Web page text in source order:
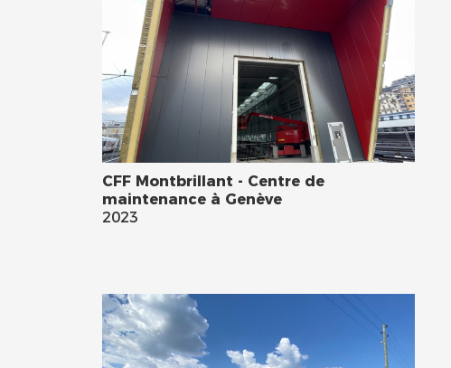
CFF Montbrillant - Centre de
maintenance à Genève
2023